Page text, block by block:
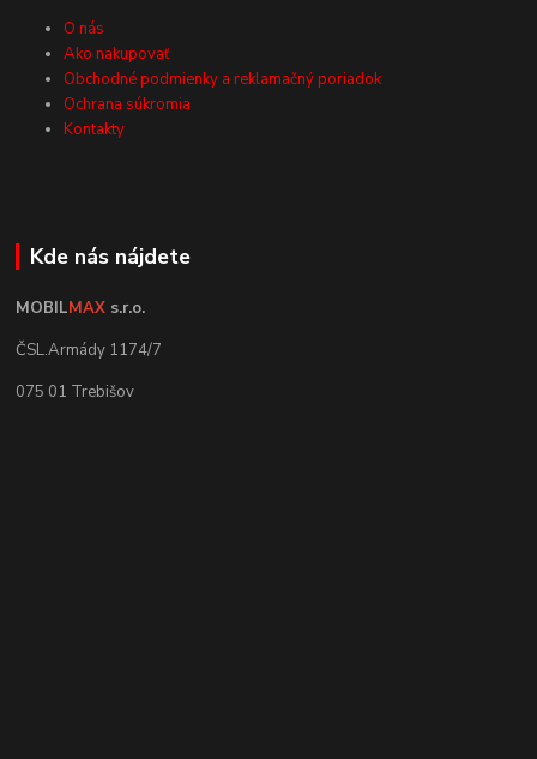
O nás
Ako nakupovať
Obchodné podmienky a reklamačný poriadok
Ochrana súkromia
Kontakty
Kde nás nájdete
MOBILMAX s.r.o.
ČSL.Armády 1174/7
075 01 Trebišov